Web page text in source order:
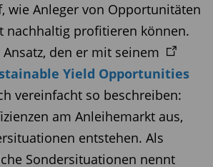
wie Anleger von Opportunitäten
nachhaltig profitieren können.
den er mit seinem
Yield Opportunities
vereinfacht so beschreiben:
am Anleihemarkt aus,
entstehen. Als
Sondersituationen nennt